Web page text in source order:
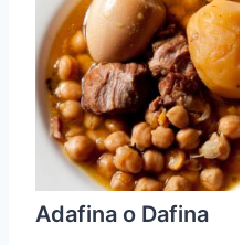
Adafina o Dafina